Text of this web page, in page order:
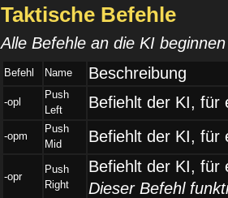
Taktische Befehle
Alle Befehle an die KI
Befehl Name Beschreibung
-opl
Push
Left
Befiehlt der KI, für
-opm
Push
Mid
Befiehlt der KI, für
-opr
Push
Right
Befiehlt der KI, für
Dieser Befehl